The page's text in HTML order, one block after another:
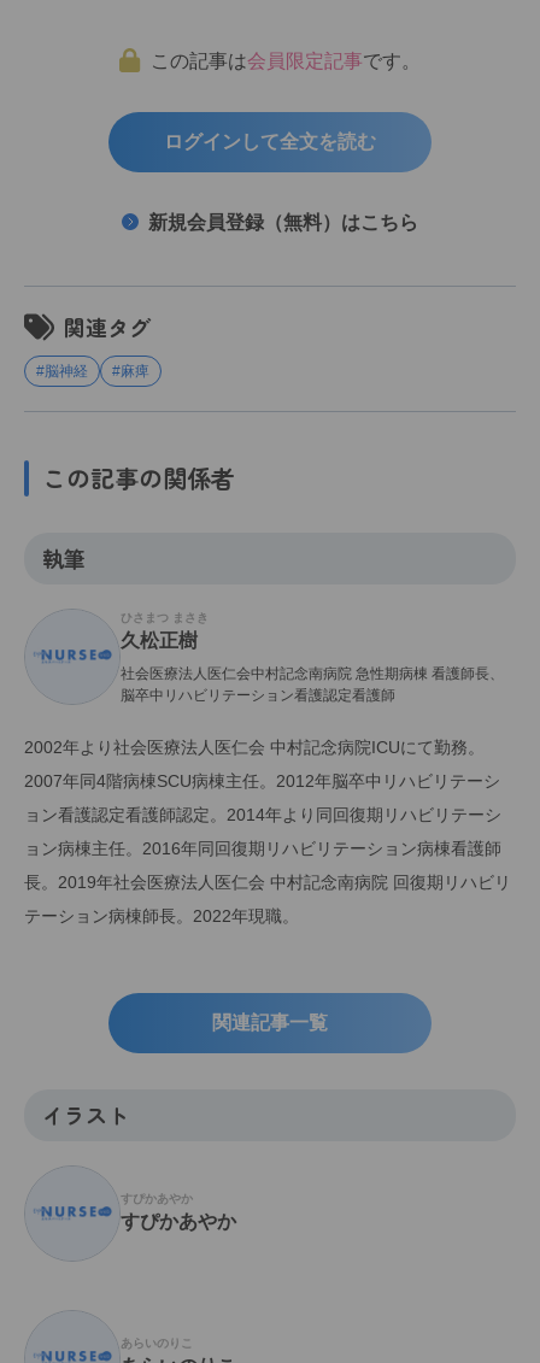
この記事は会員限定記事です。
ログインして全文を読む
新規会員登録（無料）はこちら
関連タグ
#脳神経 #麻痺
この記事の関係者
執筆
ひさまつ まさき
久松正樹
社会医療法人医仁会中村記念南病院 急性期病棟 看護師長、
脳卒中リハビリテーション看護認定看護師
2002年より社会医療法人医仁会 中村記念病院ICUにて勤務。
2007年同4階病棟SCU病棟主任。2012年脳卒中リハビリテーシ
ョン看護認定看護師認定。2014年より同回復期リハビリテーシ
ョン病棟主任。2016年同回復期リハビリテーション病棟看護師
長。2019年社会医療法人医仁会 中村記念南病院 回復期リハビリ
テーション病棟師長。2022年現職。
関連記事一覧
イラスト
すぴかあやか
すぴかあやか
あらいのりこ